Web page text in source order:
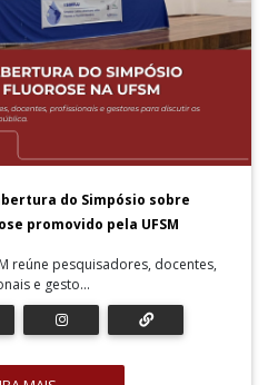
do Simpósio sobre
promovido pela UFSM
reúne pesquisadores, docentes,
e gesto...